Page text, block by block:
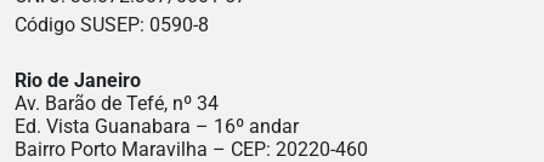
Código SUSEP: 0590-8
Rio de Janeiro
Av. Barão de Tefé, nº 34
Ed. Vista Guanabara – 16º andar
Bairro Porto Maravilha – CEP: 20220-460